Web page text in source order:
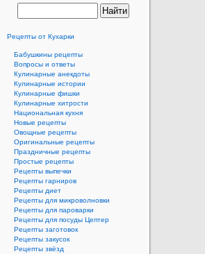
Рецепты от Кухарки
Бабушкины рецепты
Вопросы и ответы
Кулинарные анекдоты
Кулинарные истории
Кулинарные фишки
Кулинарные хитрости
Национальная кухня
Новые рецепты
Овощные рецепты
Оригинальные рецепты
Праздничные рецепты
Простые рецепты
Рецепты выпечки
Рецепты гарниров
Рецепты диет
Рецепты для микроволновки
Рецепты для пароварки
Рецепты для посуды Цептер
Рецепты заготовок
Рецепты закусок
Рецепты звёзд